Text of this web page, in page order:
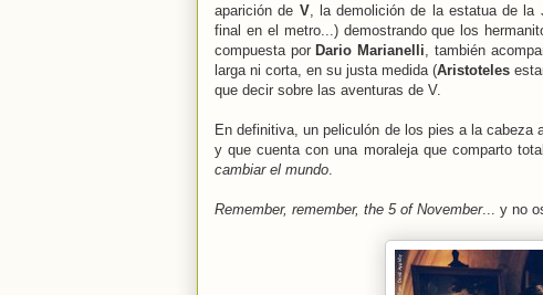
aparición de V, la demolición de la estatua de la
final en el metro...) demostrando que los
compuesta por Dario Marianelli, también
larga ni corta, en su justa medida (Aristoteles
que decir sobre las aventuras de V.
En definitiva, un peliculón de los pies a la
y que cuenta con una moraleja que comparto
cambiar el mundo.
Remember, remember, the 5 of November... y no